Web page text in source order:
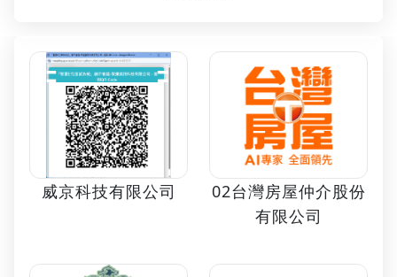
威京科技有限公司
02台灣房屋仲介股份
有限公司